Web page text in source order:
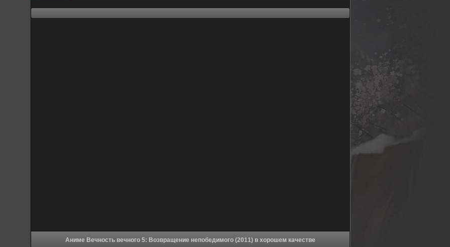
Аниме Вечность вечного 5: Возвращение непобедимого (2011) в хорошем качестве